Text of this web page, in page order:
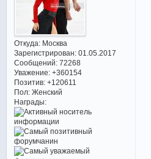
Откуда:Москва
Зарегистрирован: 01.05.2017
Сообщений:72268
Уважение: +360154
Позитив: +120611
Пол:Женский
Награды: